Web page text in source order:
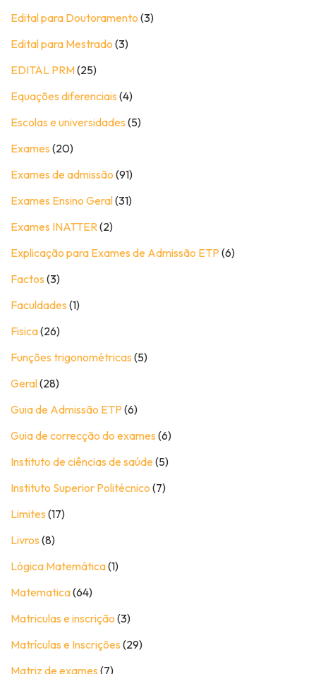
Edital para Doutoramento (3)
Edital para Mestrado (3)
EDITAL PRM(25)
Equações diferenciais (4)
Escolas e universidades (5)
Exames (20)
Exames de admissão (91)
Exames Ensino Geral(31)
Exames INATTER(2)
Explicação para Exames de Admissão ETP (6)
Factos (3)
Faculdades (1)
Fisica(26)
Funções trigonométricas (5)
Geral(28)
Guia de Admissão ETP (6)
Guia de correcção do exames (6)
Instituto de ciências de saúde (5)
Instituto Superior Politécnico (7)
Limites (17)
Livros (8)
Lógica Matemática(1)
Matematica(64)
Matriculas e inscrição (3)
Matrículas e Inscrições (29)
Matriz de exames (7)